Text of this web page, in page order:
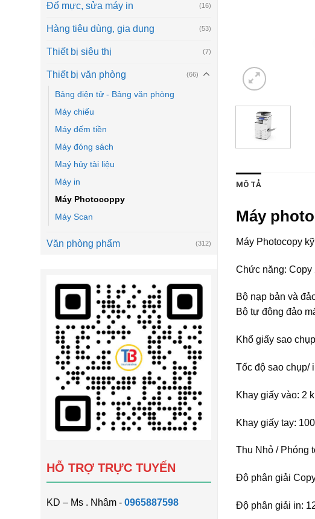
Đổ mực, sửa máy in (16)
Hàng tiêu dùng, gia dụng (53)
Thiết bị siêu thị (7)
Thiết bị văn phòng (66)
Bảng điện tử - Bảng văn phòng
Máy chiếu
Máy đếm tiền
Máy đóng sách
Maý hủy tài liệu
Máy in
Máy Photocoppy
Máy Scan
Văn phòng phẩm (312)
HỖ TRỢ TRỰC TUYẾN
KD – Ms . Nhâm - 0965887598
MÔ TẢ
Máy
Máy Photocopy
Chức năng: Copy
Bộ nạp bản và
Bộ tự động đảo
Khổ giấy sao
Tốc độ sao chụp/
Khay giấy vào: 2
Khay giấy tay:
Thu Nhỏ / Phóng
Độ phân giải
Độ phân giải in: